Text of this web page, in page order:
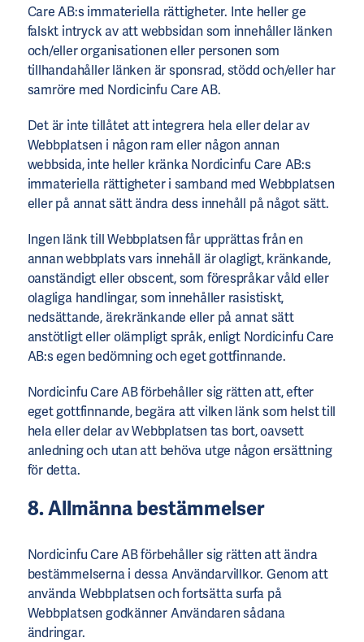
Care AB:s immateriella rättigheter. Inte heller ge
falskt intryck av att webbsidan som innehåller länken
och/eller organisationen eller personen som
tillhandahåller länken är sponsrad, stödd och/eller har
samröre med Nordicinfu Care AB.
Det är inte tillåtet att integrera hela eller delar av
Webbplatsen i någon ram eller någon annan
webbsida, inte heller kränka Nordicinfu Care AB:s
immateriella rättigheter i samband med Webbplatsen
eller på annat sätt ändra dess innehåll på något sätt.
Ingen länk till Webbplatsen får upprättas från en
annan webbplats vars innehåll är olagligt, kränkande,
oanständigt eller obscent, som förespråkar våld eller
olagliga handlingar, som innehåller rasistiskt,
nedsättande, ärekränkande eller på annat sätt
anstötligt eller olämpligt språk, enligt Nordicinfu Care
AB:s egen bedömning och eget gottfinnande.
Nordicinfu Care AB förbehåller sig rätten att, efter
eget gottfinnande, begära att vilken länk som helst till
hela eller delar av Webbplatsen tas bort, oavsett
anledning och utan att behöva utge någon ersättning
för detta.
8. Allmänna bestämmelser
Nordicinfu Care AB förbehåller sig rätten att ändra
bestämmelserna i dessa Användarvillkor. Genom att
använda Webbplatsen och fortsätta surfa på
Webbplatsen godkänner Användaren sådana
ändringar.